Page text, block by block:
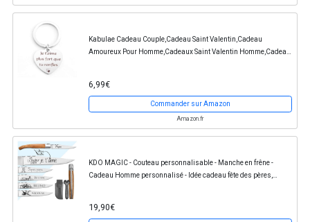
Kabulae Cadeau Couple,Cadeau Saint Valentin,Cadeau
Amoureux Pour Homme,Cadeaux Saint Valentin Homme,Cadeau
6,99€
Commander sur Amazon
Amazon.fr
KDO MAGIC - Couteau personnalisable - Manche en frêne -
Cadeau Homme personnalisé - Idée cadeau fête des pères,
19,90€